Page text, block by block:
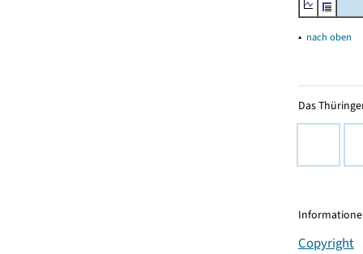
▴ nach oben
Das
Copyright